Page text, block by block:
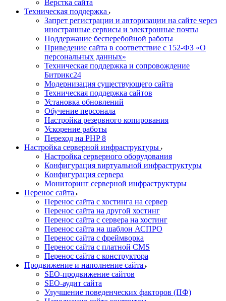
Верстка сайта
Техническая поддержка
Запрет регистрации и авторизации на сайте через
иностранные сервисы и электронные почты
Поддержание бесперебойной работы
Приведение сайта в соответствие с 152-ФЗ «О
персональных данных»
Техническая поддержка и сопровождение
Битрикс24
Модернизация существующего сайта
Техническая поддержка сайтов
Установка обновлений
Обучение персонала
Настройка резервного копирования
Ускорение работы
Переход на PHP 8
Настройка серверной инфраструктуры
Настройка серверного оборудования
Конфигурация виртуальной инфраструктуры
Конфигурация сервера
Мониторинг серверной инфраструктуры
Перенос сайта
Перенос сайта с хостинга на сервер
Перенос сайта на другой хостинг
Перенос сайта с сервера на хостинг
Перенос сайта на шаблон АСПРО
Перенос сайта с фреймворка
Перенос сайта с платной CMS
Перенос сайта с конструктора
Продвижение и наполнение сайта
SEO-продвижение сайтов
SEO-аудит сайта
Улучшение поведенческих факторов (ПФ)